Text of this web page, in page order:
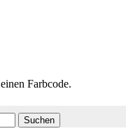
Farbcode.
Suchen